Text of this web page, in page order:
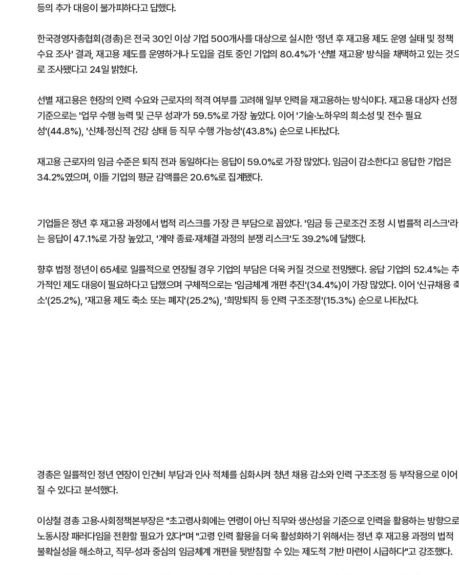
등의 추가 대응이 불가피하다고 답했다.
한국경영자총협회(경총)은 전국 30인 이상 기업 500개사를 대상으로 실시한 '정년 후 재고용 제도 운영 실태 및 정책
수요 조사' 결과, 재고용 제도를 운영하거나 도입을 검토 중인 기업의 80.4%가 '선별 재고용' 방식을 채택하고 있는 것
로 조사됐다고 24일 밝혔다.
선별 재고용은 현장의 인력 수요와 근로자의 적격 여부를 고려해 일부 인력을 재고용하는 방식이다. 재고용 대상자 선정
기준으로는 '업무 수행 능력 및 근무 성과'가 59.5%로 가장 높았다. 이어 '기술·노하우의 희소성 및 전수 필요
성'(44.8%), '신체·정신적 건강 상태 등 직무 수행 가능성'(43.8%) 순으로 나타났다.
재고용 근로자의 임금 수준은 퇴직 전과 동일하다는 응답이 59.0%로 가장 많았다. 임금이 감소한다고 응답한 기업은
34.2%였으며, 이들 기업의 평균 감액률은 20.6%로 집계됐다.
기업들은 정년 후 재고용 과정에서 법적 리스크를 가장 큰 부담으로 꼽았다. '임금 등 근로조건 조정 시 법률적 리스크'라
는 응답이 47.1%로 가장 높았고, '계약 종료·재체결 과정의 분쟁 리스크'도 39.2%에 달했다.
향후 법정 정년이 65세로 일률적으로 연장될 경우 기업의 부담은 더욱 커질 것으로 전망됐다. 응답 기업의 52.4%는 추
가적인 제도 대응이 필요하다고 답했으며 구체적으로는 '임금체계 개편 추진'(34.4%)이 가장 많았다. 이어 '신규채용
소'(25.2%), '재고용 제도 축소 또는 폐지'(25.2%), '희망퇴직 등 인력 구조조정'(15.3%) 순으로 나타났다.
경총은 일률적인 정년 연장이 인건비 부담과 인사 적체를 심화시켜 청년 채용 감소와 인력 구조조정 등 부작용으로 이어
질 수 있다고 분석했다.
이상철 경총 고용·사회정책본부장은 "초고령사회에는 연령이 아닌 직무와 생산성을 기준으로 인력을 활용하는 방향으로
노동시장 패러다임을 전환할 필요가 있다"며 "고령 인력 활용을 더욱 활성화하기 위해서는 정년 후 재고용 과정의 법적
불확실성을 해소하고, 직무·성과 중심의 임금체계 개편을 뒷받침할 수 있는 제도적 기반 마련이 시급하다"고 강조했다.